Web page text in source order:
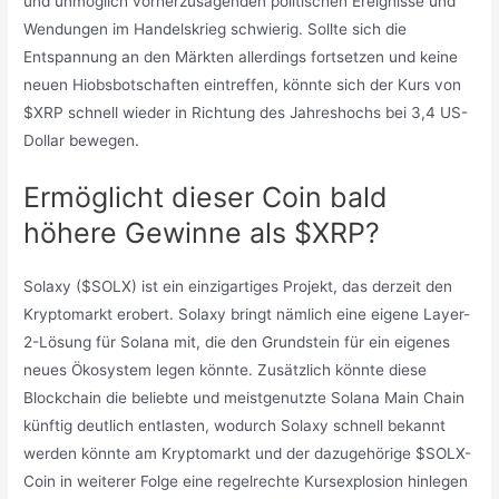
Wendungen im Handelskrieg schwierig. Sollte sich die
Entspannung an den Märkten allerdings fortsetzen und keine
neuen Hiobsbotschaften eintreffen, könnte sich der Kurs von
$XRP schnell wieder in Richtung des Jahreshochs bei 3,4 US-
Dollar bewegen.
Ermöglicht dieser Coin bald
höhere Gewinne als $XRP?
Solaxy ($SOLX) ist ein einzigartiges Projekt, das derzeit den
Kryptomarkt erobert. Solaxy bringt nämlich eine eigene Layer-
2-Lösung für Solana mit, die den Grundstein für ein eigenes
neues Ökosystem legen könnte. Zusätzlich könnte diese
Blockchain die beliebte und meistgenutzte Solana Main Chain
künftig deutlich entlasten, wodurch Solaxy schnell bekannt
werden könnte am Kryptomarkt und der dazugehörige $SOLX-
Coin in weiterer Folge eine regelrechte Kursexplosion hinlegen